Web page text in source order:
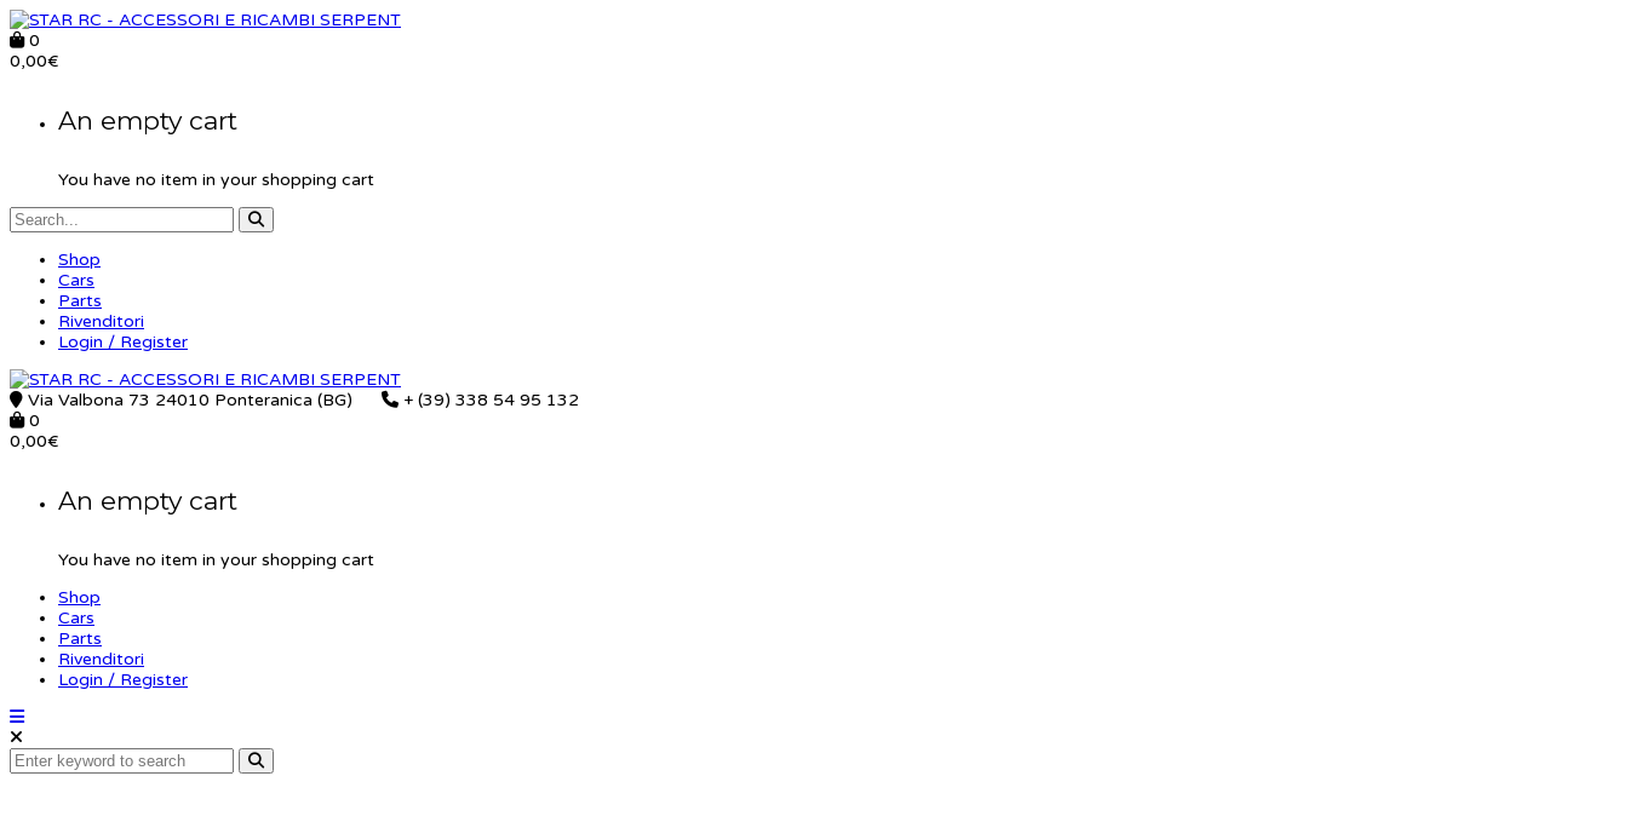
0
0,00€
An empty cart
You have no item in your shopping cart
Shop
Cars
Parts
Rivenditori
Login / Register
Via Valbona 73 24010 Ponteranica (BG)
+ (39) 338 54 95 132
0
0,00€
An empty cart
You have no item in your shopping cart
Shop
Cars
Parts
Rivenditori
Login / Register